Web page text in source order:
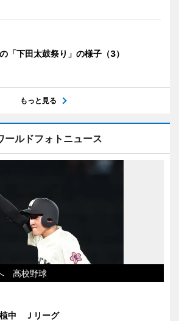
「下田太鼓祭り」の様子（3）
もっと見る
ールドフォトニュース
高校野球
中 Ｊリーグ